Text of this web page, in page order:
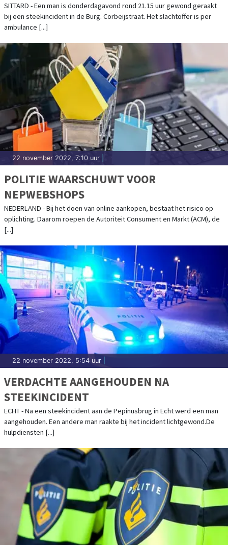
SITTARD - Een man is donderdagavond rond 21.15 uur gewond geraakt
bij een steekincident in de Burg. Corbeijstraat. Het slachtoffer is per
ambulance [...]
22 november 2022, 7:10 uur
POLITIE WAARSCHUWT VOOR
NEPWEBSHOPS
NEDERLAND - Bij het doen van online aankopen, bestaat het risico op
oplichting. Daarom roepen de Autoriteit Consument en Markt (ACM), de
[...]
22 november 2022, 5:54 uur
VERDACHTE AANGEHOUDEN NA
STEEKINCIDENT
ECHT - Na een steekincident aan de Pepinusbrug in Echt werd een man
aangehouden. Een andere man raakte bij het incident lichtgewond.De
hulpdiensten [...]